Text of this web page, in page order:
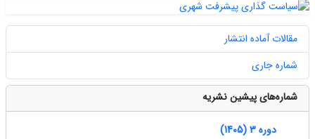
مقالات آماده انتشار
شماره جاری
شماره‌های پیشین نشریه
دوره 3 (1405)